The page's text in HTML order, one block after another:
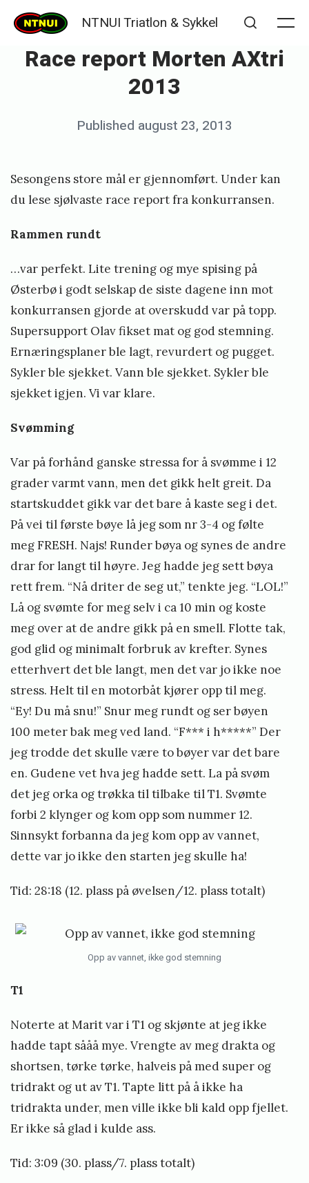
Skip
content
NTNUI Triatlon & Sykkel
Race report Morten AXtri
2013
Posted
Published august 23, 2013
K
j
i
l
S
t
e
ø
Sesongens store mål er gjennomført. Under kan
du lese sjølvaste race report fra konkurransen.
Rammen rundt
…var perfekt. Lite trening og mye spising på
Østerbø i godt selskap de siste dagene inn mot
konkurransen gjorde at overskudd var på topp.
Supersupport Olav fikset mat og god stemning.
Ernæringsplaner ble lagt, revurdert og pugget.
Sykler ble sjekket. Vann ble sjekket. Sykler ble
sjekket igjen. Vi var klare.
Svømming
Var på forhånd ganske stressa for å svømme i 12
grader varmt vann, men det gikk helt greit. Da
startskuddet gikk var det bare å kaste seg i det.
På vei til første bøye lå jeg som nr 3-4 og følte
meg FRESH. Najs! Runder bøya og synes de andre
drar for langt til høyre. Jeg hadde jeg sett bøya
rett frem. “Nå driter de seg ut,” tenkte jeg. “LOL!”
Lå og svømte for meg selv i ca 10 min og koste
meg over at de andre gikk på en smell. Flotte tak,
god glid og minimalt forbruk av krefter. Synes
etterhvert det ble langt, men det var jo ikke noe
stress. Helt til en motorbåt kjører opp til meg.
“Ey! Du må snu!” Snur meg rundt og ser bøyen
100 meter bak meg ved land. “F*** i h*****” Der
jeg trodde det skulle være to bøyer var det bare
en. Gudene vet hva jeg hadde sett. La på svøm
det jeg orka og trøkka til tilbake til T1. Svømte
forbi 2 klynger og kom opp som nummer 12.
Sinnsykt forbanna da jeg kom opp av vannet,
dette var jo ikke den starten jeg skulle ha!
Tid: 28:18 (12. plass på øvelsen/12. plass totalt)
Opp av vannet, ikke god stemning
T1
Noterte at Marit var i T1 og skjønte at jeg ikke
hadde tapt sååå mye. Vrengte av meg drakta og
shortsen, tørke tørke, halveis på med super og
tridrakt og ut av T1. Tapte litt på å ikke ha
tridrakta under, men ville ikke bli kald opp fjellet.
Er ikke så glad i kulde ass.
Tid: 3:09 (30. plass/7. plass totalt)